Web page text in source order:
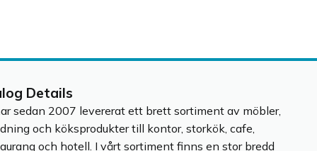
Details
sedan 2007 levererat ett brett sortiment av möbler,
och köksprodukter till kontor, storkök, cafe,
och hotell. I vårt sortiment finns en stor bredd